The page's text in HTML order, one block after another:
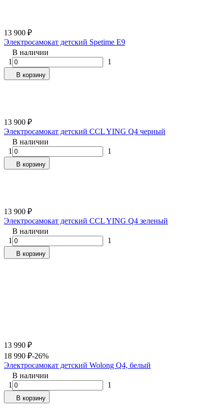
13 900 ₽
Электросамокат детский Spetime E9
В наличии
1
1
В корзину
13 900 ₽
Электросамокат детский CCL YING Q4 черный
В наличии
1
1
В корзину
13 900 ₽
Электросамокат детский CCL YING Q4 зеленый
В наличии
1
1
В корзину
13 990 ₽
18 990 ₽-26%
Электросамокат детский Wolong Q4, белый
В наличии
1
1
В корзину